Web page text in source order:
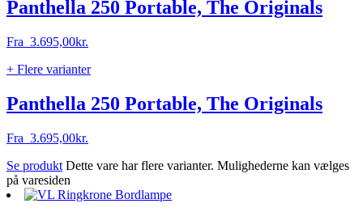
Panthella 250 Portable, The Originals
Fra 3.695,00kr.
+ Flere varianter
Panthella 250 Portable, The Originals
Fra 3.695,00kr.
Se produkt Dette vare har flere varianter. Mulighederne kan vælges
på varesiden